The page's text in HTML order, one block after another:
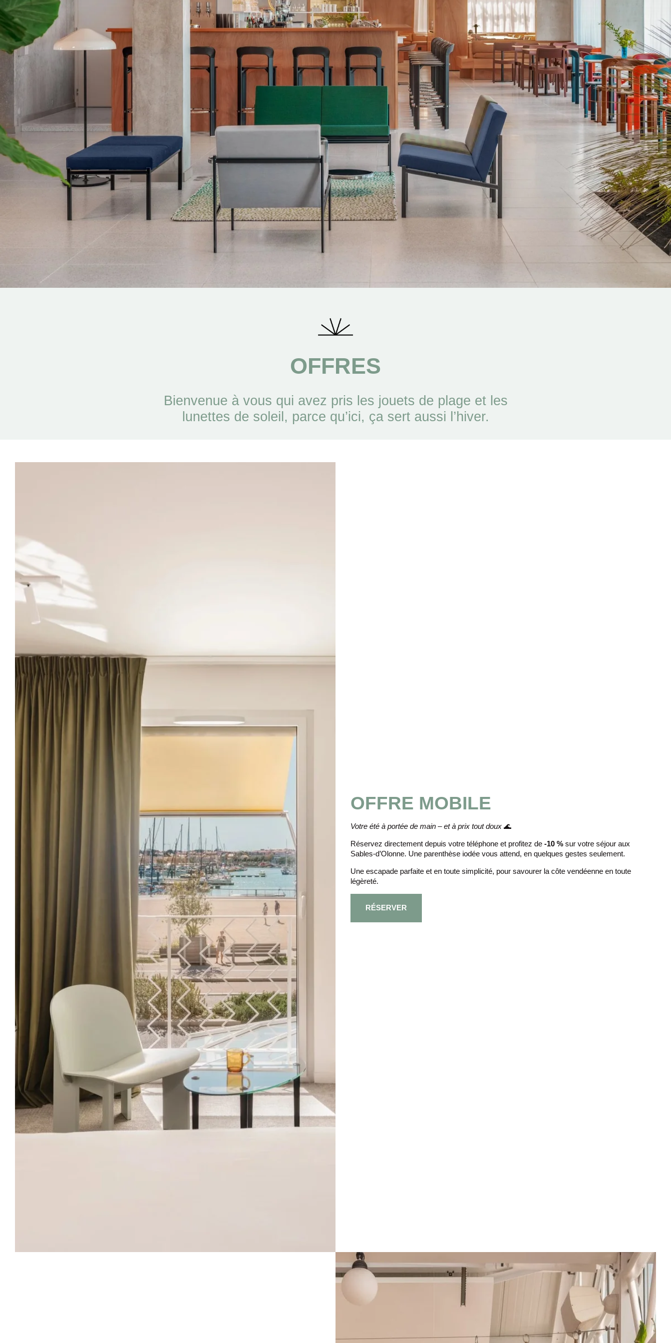
OFFRES
Bienvenue à vous qui avez pris les jouets de plage et les
lunettes de soleil, parce qu’ici, ça sert aussi l’hiver.
OFFRE MOBILE
Votre été à portée de main – et à prix tout doux 🌊
Réservez directement depuis votre téléphone et profitez de -10 %sur votre séjour aux
Sables-d’Olonne. Une parenthèse iodée vous attend, en quelques gestes seulement.
Une escapade parfaite et en toute simplicité, pour savourer la côte vendéenne en toute
légèreté.
RÉSERVER